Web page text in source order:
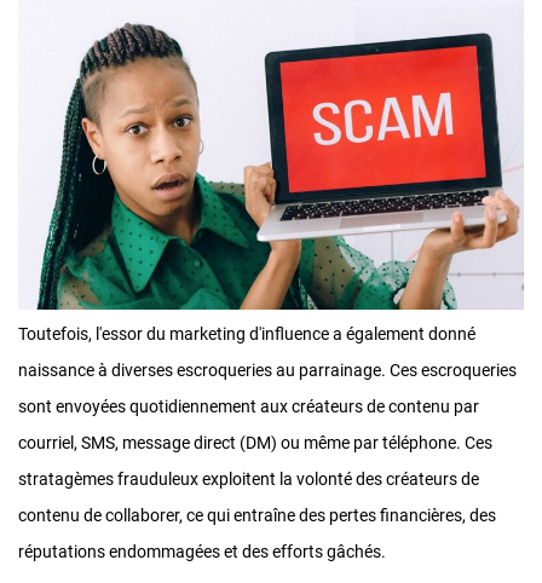
Toutefois, l'essor du marketing d'influence a également donné
naissance à diverses escroqueries au parrainage. Ces escroqueries
sont envoyées quotidiennement aux créateurs de contenu par
courriel, SMS, message direct (DM) ou même par téléphone. Ces
stratagèmes frauduleux exploitent la volonté des créateurs de
contenu de collaborer, ce qui entraîne des pertes financières, des
réputations endommagées et des efforts gâchés.